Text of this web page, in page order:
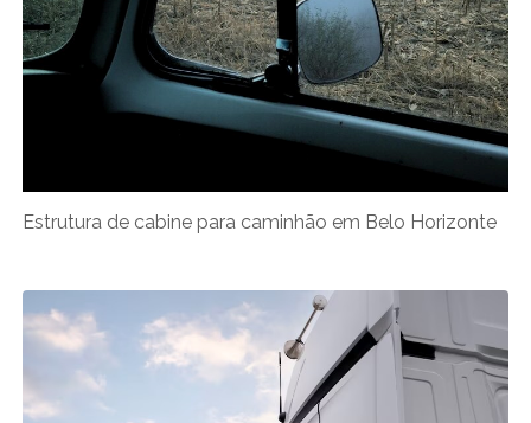
Estrutura de cabine para caminhão em Belo Horizonte